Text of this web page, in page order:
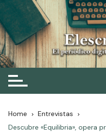
Skip
to
content
Elescritor.es
El periódico digital de los
Home
Entrevistas
Descubre «Equilibria», opera